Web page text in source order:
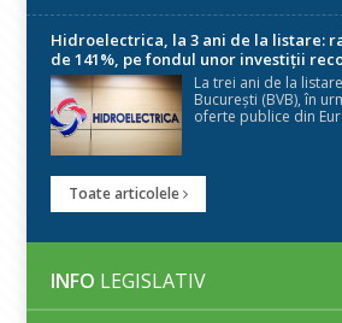
Hidroelectrica, la 3 ani de la listare:
de 141%, pe fondul unor investiții
La trei ani de la
București (BVB), în
oferte publice din
Toate articolele
INFO LEGISLATIV